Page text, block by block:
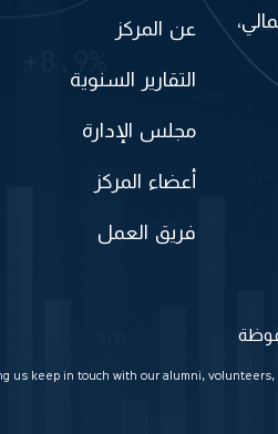
عن المركز
التقارير السنوية
مجلس الإدارة
أعضاء المركز
فريق العمل
us keep in touch with our alumni,